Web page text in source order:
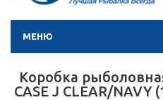
МЕНЮ
Коробка
CASE J CLEAR/NAVY